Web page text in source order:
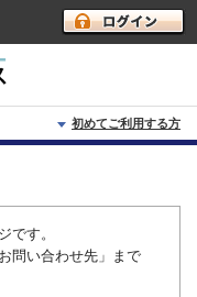
初めてご利用する方
です。
問い合わせ先」まで